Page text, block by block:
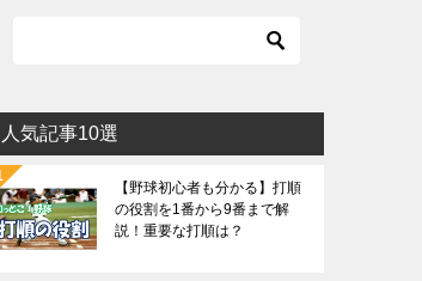
人気記事10選
【野球初心者も分かる】打順
の役割を1番から9番まで解
説！重要な打順は？